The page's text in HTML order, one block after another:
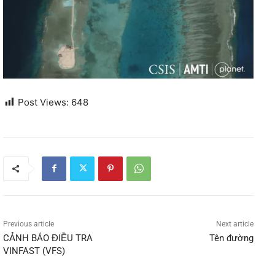
Post Views: 648
Previous article
CẢNH BÁO ĐIỀU TRA
VINFAST (VFS)
Next article
Tên đường